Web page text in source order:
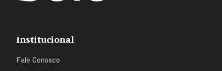
Institucional
Fale Conosco